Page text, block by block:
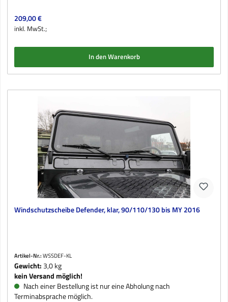
Regulärer Preis:
209,00 €
inkl. MwSt.;
In den Warenkorb
Windschutzscheibe Defender, klar, 90/110/130 bis MY 2016
Artikel-Nr.:WSSDEF-KL
Gewicht: 3,0 kg
kein Versand möglich!
Nach einer Bestellung ist nur eine Abholung nach
Terminabsprache möglich.